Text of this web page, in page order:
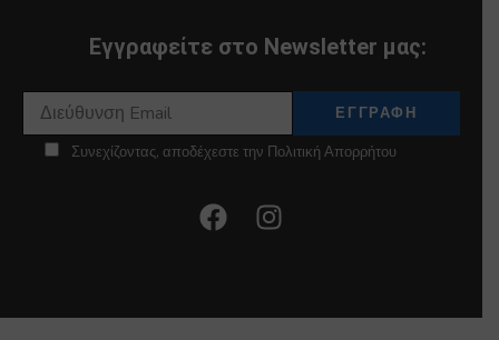
Εγγραφείτε στο Newsletter μας:
Συνεχίζοντας, αποδέχεστε την Πολιτική Απορρήτου